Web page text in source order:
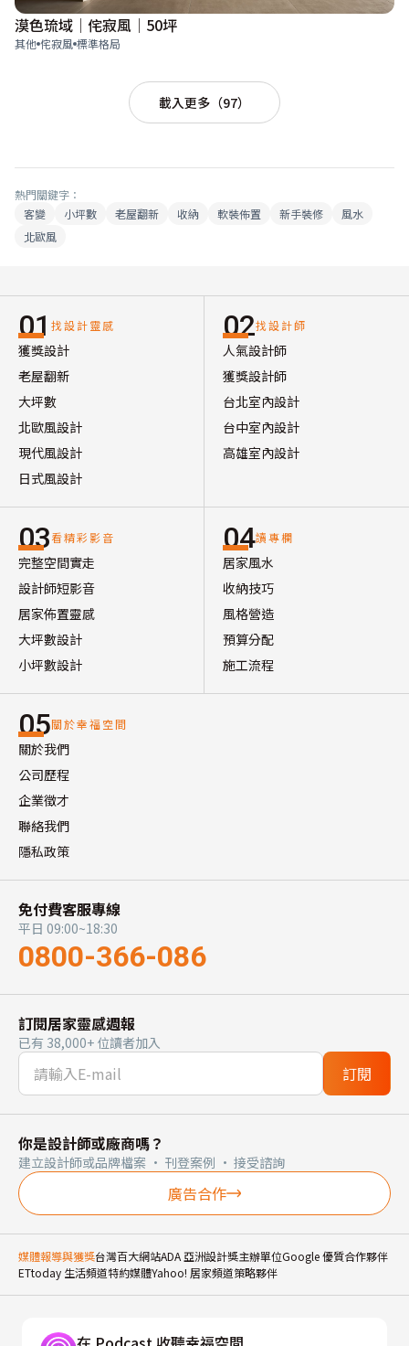
漠色琉域│侘寂風│50坪
其他 侘寂風 標準格局
載入更多（97）
熱門關鍵字：
客變
小坪數 老屋翻新 收納 軟裝佈置 新手裝修
風水
北歐風
01 找設計靈感
獲獎設計
老屋翻新
大坪數
北歐風設計
現代風設計
日式風設計
02找設計師
人氣設計師
獲獎設計師
台北室內設計
台中室內設計
高雄室內設計
03看精彩影音
完整空間實走
設計師短影音
居家佈置靈感
大坪數設計
小坪數設計
04讀專欄
居家風水
收納技巧
風格營造
預算分配
施工流程
05關於幸福空間
關於我們
公司歷程
企業徵才
聯絡我們
隱私政策
免付費客服專線
平日 09:00~18:30
0800-366-086
訂閱居家靈感週報
已有 38,000+ 位讀者加入
訂閱
你是設計師或廠商嗎？
建立設計師或品牌檔案 · 刊登案例 · 接受諮詢
廣告合作
媒體報導與獲獎台灣百大網站ADA 亞洲設計獎主辦單位Google 優質合作夥伴
ETtoday 生活頻道特約媒體Yahoo! 居家頻道策略夥伴